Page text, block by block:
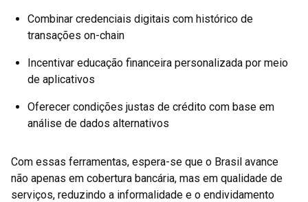
Combinar credenciais digitais com histórico de
transações on-chain
Incentivar educação financeira personalizada por meio
de aplicativos
Oferecer condições justas de crédito com base em
análise de dados alternativos
Com essas ferramentas, espera-se que o Brasil avance
não apenas em cobertura bancária, mas em qualidade de
serviços, reduzindo a informalidade e o endividamento